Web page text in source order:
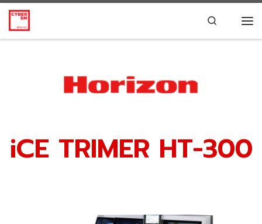
Skip to content Search
iCE TRIMER HT-300